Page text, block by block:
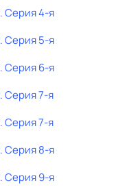
. Серия 4-я
. Серия 5-я
. Серия 6-я
. Серия 7-я
. Серия 7-я
. Серия 8-я
. Серия 9-я